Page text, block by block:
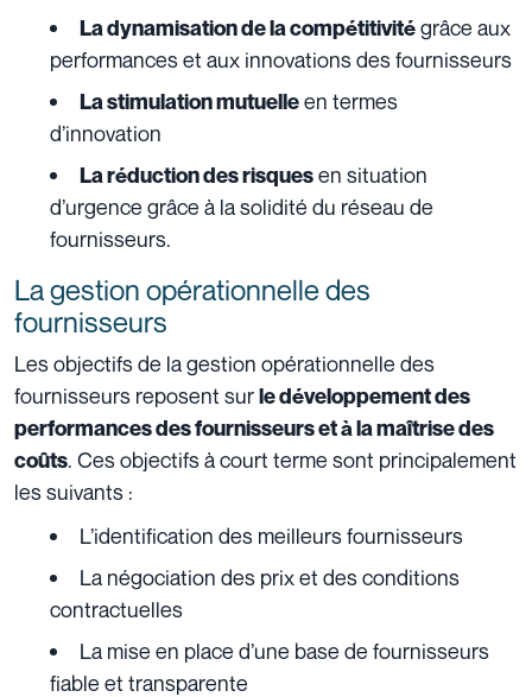
La dynamisation de la compétitivitégrâce aux
performances et aux innovations des fournisseurs
La stimulation mutuelleen termes
d’innovation
La réduction des risquesen situation
d’urgence grâce à la solidité du réseau de
fournisseurs.
La gestion opérationnelle des
fournisseurs
Les objectifs de la gestion opérationnelle des
fournisseurs reposent surle développement des
performances des fournisseurs et à la maîtrise des
coûts. Ces objectifs à court terme sont principalement
les suivants :
L’identification des meilleurs fournisseurs
La négociation des prix et des conditions
contractuelles
La mise en place d’une base de fournisseurs
fiable et transparente